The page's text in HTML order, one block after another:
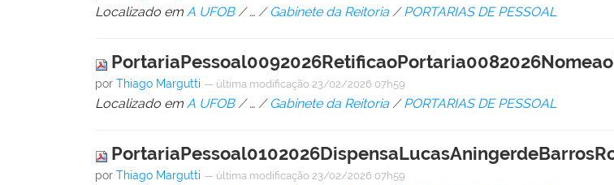
Localizado em A UFOB /…/ Gabinete da Reitoria /PORTARIAS DE PESSOAL
porThiago Margutti — última modificação 23/02/2026 07h59
Localizado em A UFOB /…/ Gabinete da Reitoria /PORTARIAS DE PESSOAL
porThiago Margutti — última modificação 23/02/2026 07h59